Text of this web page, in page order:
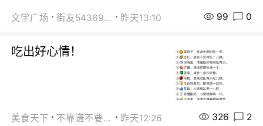
文学广场 街友54369822 昨天13:10 99 0
吃出好心情！
美食天下 不靠谱不要联系 昨天12:26 326 2